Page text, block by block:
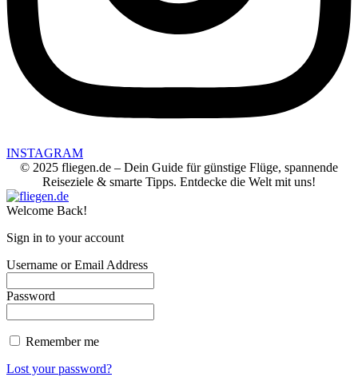
INSTAGRAM
© 2025 fliegen.de – Dein Guide für günstige Flüge, spannende
Reiseziele & smarte Tipps. Entdecke die Welt mit uns!
Welcome Back!
Sign in to your account
Username or Email Address
Password
Remember me
Lost your password?